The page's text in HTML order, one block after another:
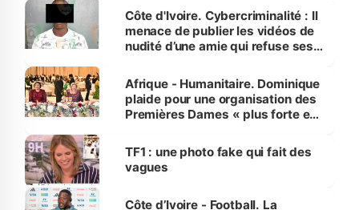
des Transports
Côte d'Ivoire. Cybercriminalité : Il
menace de publier les vidéos de
nudité d’une amie qui refuse ses
Afrique - Humanitaire. Dominique
plaide pour une organisation des
Premières Dames « plus forte et
sur la scène internationale »
TF1 : une photo fake qui fait des
vagues
Côte d’Ivoire - Football. La